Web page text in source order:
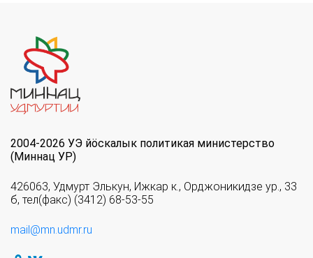
2004-2026 УЭ йöскалык политикая министерство
(Миннац УР)
426063, Удмурт Элькун, Ижкар к., Орджоникидзе ур., 33
б, тел(факс) (3412) 68-53-55
mail@mn.udmr.ru